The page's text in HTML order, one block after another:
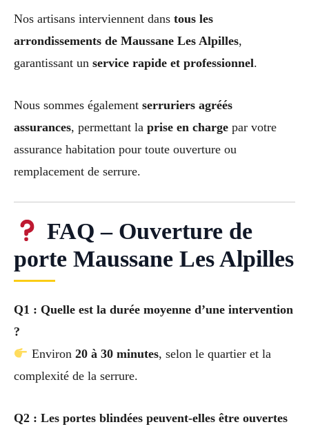
Nos artisans interviennent dans tous les
arrondissements de Maussane Les Alpilles,
garantissant un service rapide et professionnel.
Nous sommes également serruriers agréés
assurances, permettant la prise en charge par votre
assurance habitation pour toute ouverture ou
remplacement de serrure.
FAQ – Ouverture de
porte Maussane Les Alpilles
Q1 : Quelle est la durée moyenne d’une intervention
?
Environ 20 à 30 minutes, selon le quartier et la
complexité de la serrure.
Q2 : Les portes blindées peuvent-elles être ouvertes